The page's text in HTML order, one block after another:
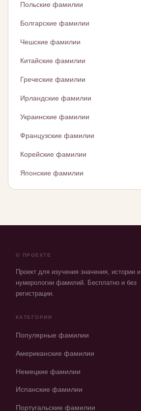
Польские фамилии
Болгарские фамилии
Чешские фамилии
Китайские фамилии
Греческие фамилии
Ирландские фамилии
Украинские фамилии
Французские фамилии
Корейские фамилии
Японские фамилии
О ПРОЕКТЕ
Проект для изучения значения, истории и
нумерологии фамилий. Бесплатно и без
регистрации.
КАТЕГОРИИ
Популярные фамилии
Американские фамилии
Немецкие фамилии
Испанские фамилии
Португальские фамилии